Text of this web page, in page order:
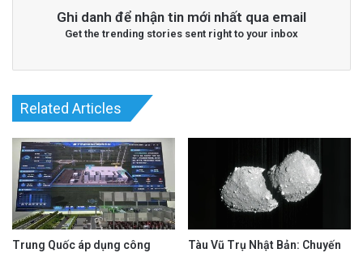
Ghi danh để nhận tin mới nhất qua email
Get the trending stories sent right to your inbox
Related Articles
Trung Quốc áp dụng công
Tàu Vũ Trụ Nhật Bản: Chuyến